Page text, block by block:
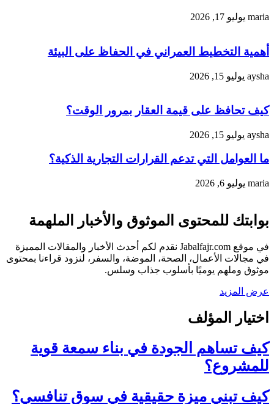
maria يوليو 17, 2026
أهمية التخطيط العمراني في الحفاظ على البيئة
aysha يوليو 15, 2026
كيف تحافظ على قيمة العقار بمرور الوقت؟
aysha يوليو 15, 2026
ما العوامل التي تدعم القرارات التجارية الذكية؟
maria يوليو 6, 2026
بوابتك للمحتوى الموثوق والأخبار الملهمة
في موقع Jabalfajr.com نقدم لكم أحدث الأخبار والمقالات المميزة
في مجالات الأعمال، الصحة، الموضة، والسفر، لنزود قراءنا بمحتوى
موثوق وملهم يوميًا بأسلوب جذاب وسلس.
عرض المزيد
اختيار المؤلف
كيف تساهم الجودة في بناء سمعة قوية
للمشروع؟
كيف تبني ميزة حقيقية في سوق تنافسي؟